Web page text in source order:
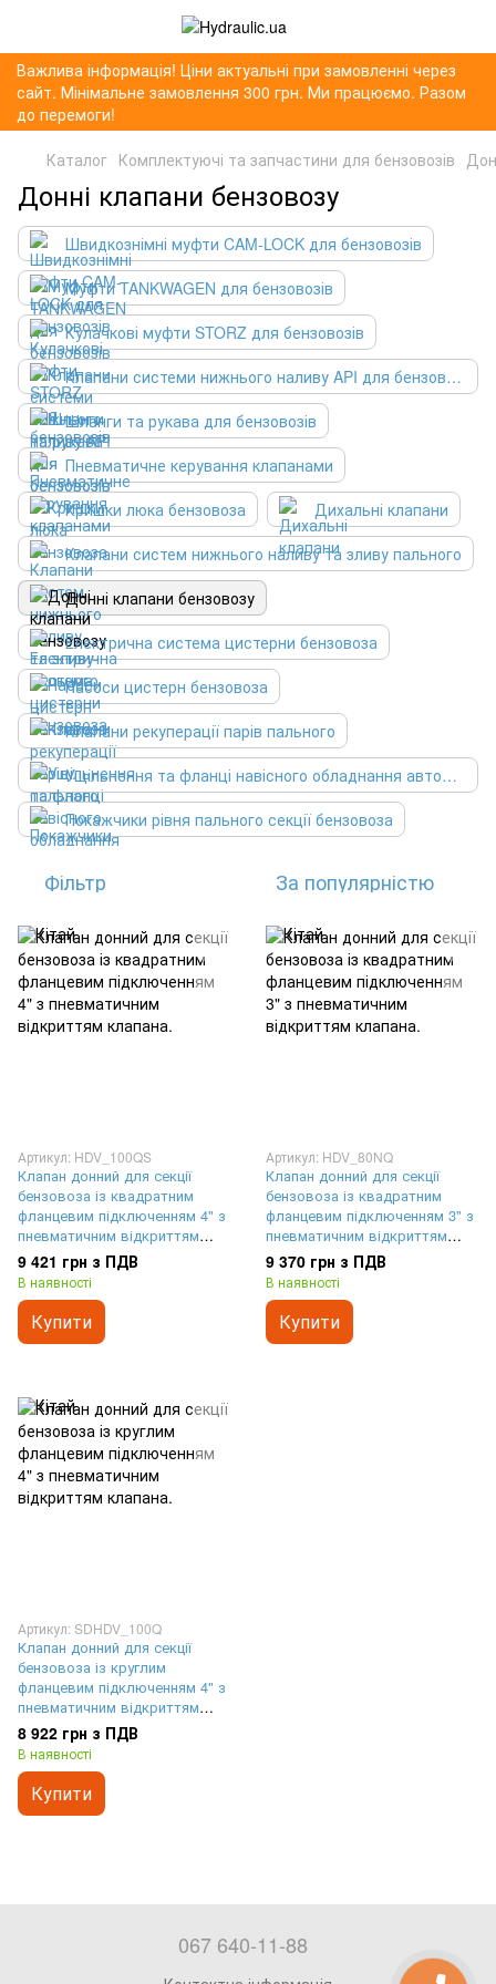
Важлива інформація! Ціни актуальні при замовленні через
сайт. Мінімальне замовлення 300 грн. Ми працюємо. Разом
до перемоги!
Каталог Комплектуючі та запчастини для бензовозів
Донні клапани бензовозу
Швидкознімні муфти CAM-LOCK для бензовозів
Муфти TANKWAGEN для бензовозів
Кулачкові муфти STORZ для бензовозів
Клапани системи нижнього наливу API для бензовозів
Шланги та рукава для бензовозів
Пневматичне керування клапанами
Кришки люка бензовоза
Дихальні клапани
Клапани систем нижнього наливу та зливу пального
Донні клапани бензовозу
Електрична система цистерни бензовоза
Насоси цистерн бензовоза
Клапани рекуперації парів пального
Ущільнення та фланці навісного обладнання автоцистерни
Покажчики рівня пального секції бензовоза
Фільтр За популярністю
Артикул: HDV_100QS
Клапан донний для секції
бензовоза із квадратним
фланцевим підключенням 4" з
пневматичним відкриттям
клапана.
9 421 грн з ПДВ
В наявності
Купити
Артикул: HDV_80NQ
Клапан донний для секції
бензовоза із квадратним
фланцевим підключенням 3" з
пневматичним відкриттям
клапана.
9 370 грн з ПДВ
В наявності
Купити
Артикул: SDHDV_100Q
Клапан донний для секції
бензовоза із круглим
фланцевим підключенням 4" з
пневматичним відкриттям
клапана.
8 922 грн з ПДВ
В наявності
Купити
067 640-11-88